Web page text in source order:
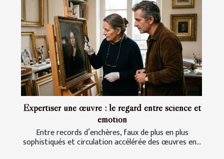
Expertiser une œuvre : le regard entre science et
émotion
Entre records d’enchères, faux de plus en plus
sophistiqués et circulation accélérée des œuvres en...